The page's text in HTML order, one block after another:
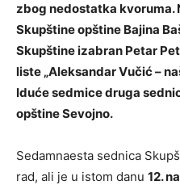
zbog nedostatka kvoruma.
Skupštine opštine Bajina
Skupštine izabran Petar
liste „Aleksandar Vučić –
Iduće sedmice druga
opštine Sevojno.
Sedamnaesta sednica
rad, ali je u istom danu 12.